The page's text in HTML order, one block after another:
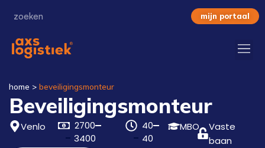
mijn portaal
home > beveiligingsmonteur
Beveiligingsmonteur
Venlo
2700
3400
40
40
MBO
Vaste
baan